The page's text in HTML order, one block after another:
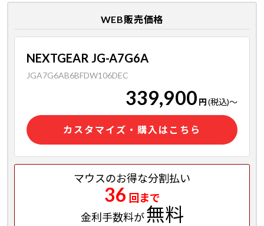
WEB販売価格
NEXTGEAR JG-A7G6A
JGA7G6AB6BFDW106DEC
339,900 円(税込)～
カスタマイズ・購入はこちら
マウスのお得な分割払い
36 回まで
金利手数料が無料